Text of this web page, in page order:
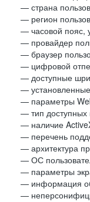
— страна
— регион
— часовой пояс,
— провайдер
— браузер
— цифровой
— доступные
—
— параметры
— тип доступных
— наличие
— перечень
— архитектура
— ОС
— параметры
— информация об
—